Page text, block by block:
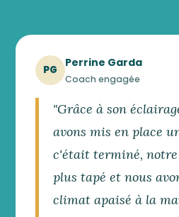
PG
Perrine Garda
Coach engagée
"Grâce à son
avons mis en place
c'était terminé,
plus tapé et nous
climat apaisé à la